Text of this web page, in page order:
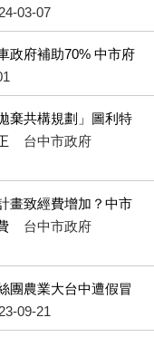
03-07
政府補助70% 中市府
棄共構規劃」圖利特
台中市政府
畫致經費增加？中市
台中市政府
團農業大台中遭假冒
09-21